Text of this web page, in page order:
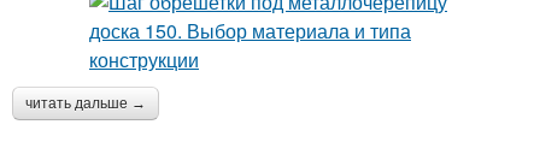
читать дальше →